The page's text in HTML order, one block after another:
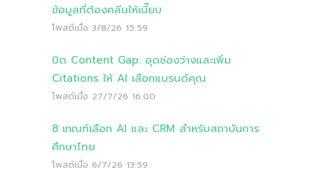
ข้อมูลที่ต้องคลีนให้เนี๊ยบ
โพสต์เมื่อ 3/8/26 15:59
ปิด Content Gap: อุดช่องว่างและเพิ่ม
Citations ให้ AI เลือกแบรนด์คุณ
โพสต์เมื่อ 27/7/26 16:00
8 เกณฑ์เลือก AI และ CRM สำหรับสถาบันการ
ศึกษาไทย
โพสต์เมื่อ 6/7/26 13:59